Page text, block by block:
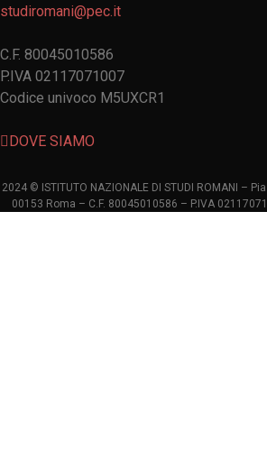
studiromani@pec.it
C.F. 80045010586
P.IVA 02117071007
Codice univoco M5UXCR1
DOVE SIAMO
2024 © ISTITUTO NAZIONALE DI STUDI ROMANI –
00153 Roma – C.F. 80045010586 – P.IVA